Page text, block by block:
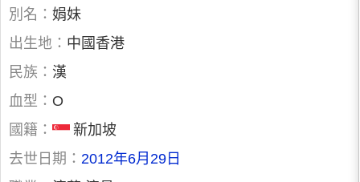
別名： 娟妹
出生地： 中國香港
民族： 漢
血型： O
國籍：
新加坡
去世日期： 2012年6月29日